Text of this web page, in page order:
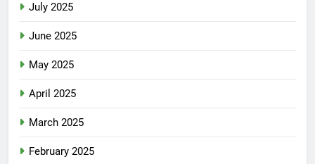
July 2025
June 2025
May 2025
April 2025
March 2025
February 2025